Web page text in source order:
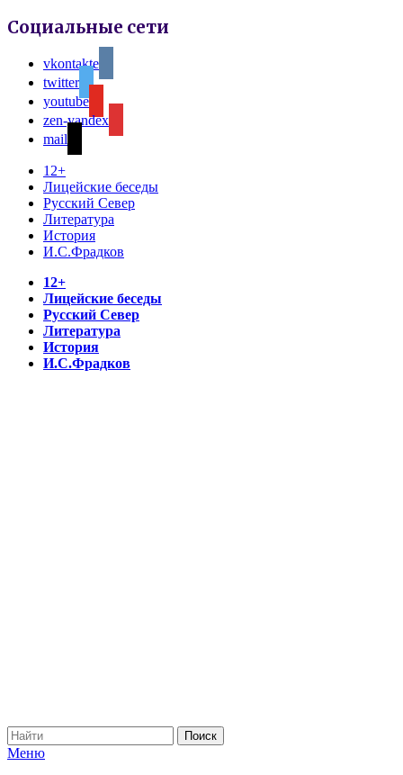
Социальные сети
vkontakte
twitter
youtube
zen-yandex
mail
12+
Лицейские беседы
Русский Север
Литература
История
И.С.Фрадков
12+
Лицейские беседы
Русский Север
Литература
История
И.С.Фрадков
Меню